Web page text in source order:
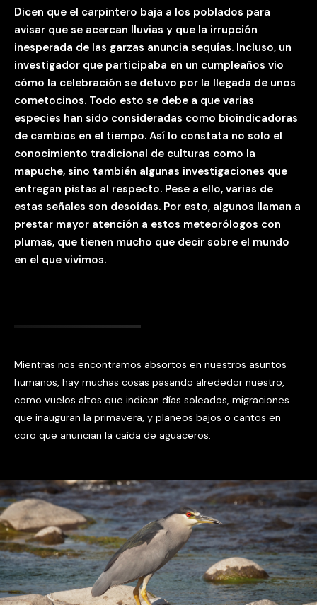
Dicen que el carpintero baja a los poblados para
avisar que se acercan lluvias y que la irrupción
inesperada de las garzas anuncia sequías. Incluso, un
investigador que participaba en un cumpleaños vio
cómo la celebración se detuvo por la llegada de unos
cometocinos. Todo esto se debe a que varias
especies han sido consideradas como bioindicadoras
de cambios en el tiempo. Así lo constata no solo el
conocimiento tradicional de culturas como la
mapuche, sino también algunas investigaciones que
entregan pistas al respecto. Pese a ello, varias de
estas señales son desoídas. Por esto, algunos llaman a
prestar mayor atención a estos meteorólogos con
plumas, que tienen mucho que decir sobre el mundo
en el que vivimos.
Mientras nos encontramos absortos en nuestros asuntos
humanos, hay muchas cosas pasando alrededor nuestro,
como vuelos altos que indican días soleados, migraciones
que inauguran la primavera, y planeos bajos o cantos en
coro que anuncian la caída de aguaceros.